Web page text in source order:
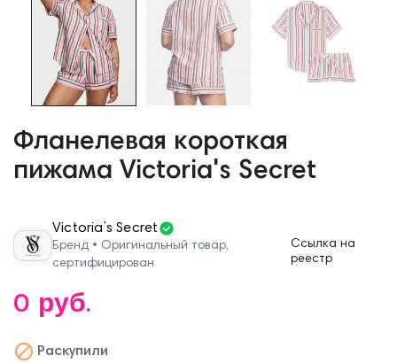
Фланелевая короткая
пижама Victoria's Secret
Victoria’s Secret
Бренд • Оригинальный товар,
сертифицирован
Ссылка на
реестр
0 руб.
 Раскупили